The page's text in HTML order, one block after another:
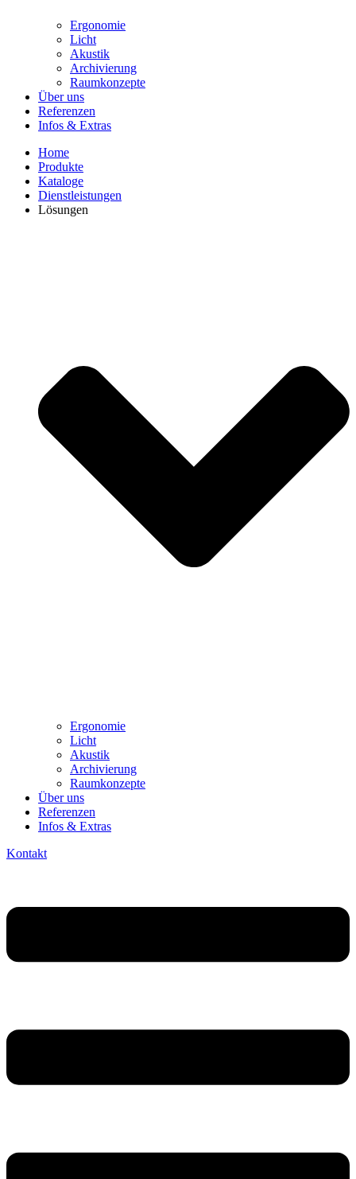
Ergonomie
Licht
Akustik
Archivierung
Raumkonzepte
Über uns
Referenzen
Infos & Extras
Home
Produkte
Kataloge
Dienstleistungen
Lösungen
Ergonomie
Licht
Akustik
Archivierung
Raumkonzepte
Über uns
Referenzen
Infos & Extras
Kontakt